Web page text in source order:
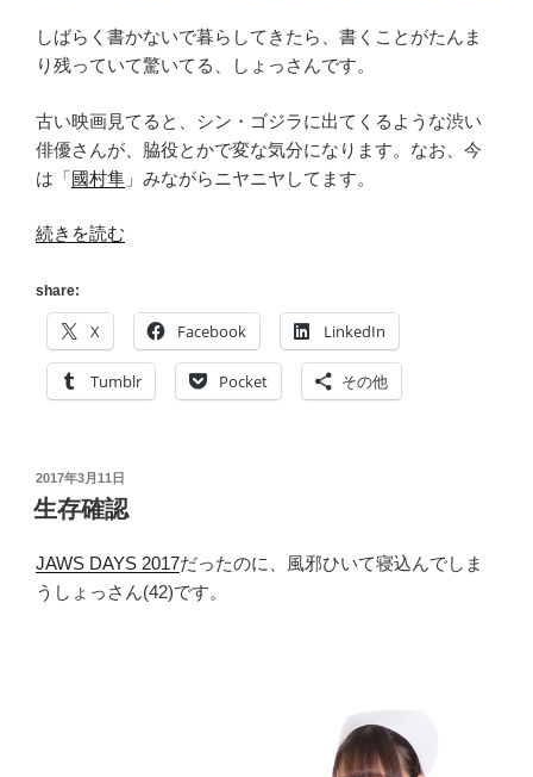
しばらく書かないで暮らしてきたら、書くことがたんま
り残っていて驚いてる、しょっさんです。
古い映画見てると、シン・ゴジラに出てくるような渋い
俳優さんが、脇役とかで変な気分になります。なお、今
は「國村隼 」みながらニヤニヤしてます。
“[禁
お
酒
を
ば
辞
め
み
た
続きを読む
share:
X Facebook LinkedIn
Tumblr Pocket その他
投
稿
日:
2017年3月11日
生存確認
JAWS DAYS 2017だったのに、風邪ひいて寝込んでしま
うしょっさん(42)です。